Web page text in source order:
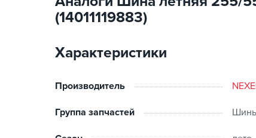
(14011119883)
Характеристики
Производитель
Группа запчастей